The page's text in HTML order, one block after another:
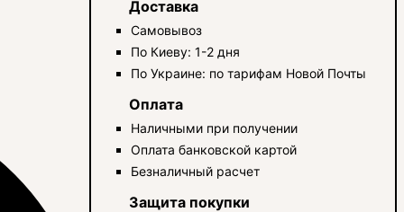
Доставка
Самовывоз
По Киеву: 1-2 дня
По Украине: по тарифам Новой Почты
Оплата
Наличными при получении
Оплата банковской картой
Безналичный расчет
Защита покупки